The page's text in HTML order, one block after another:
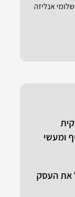
אנליזה
ומעשי
את העסק